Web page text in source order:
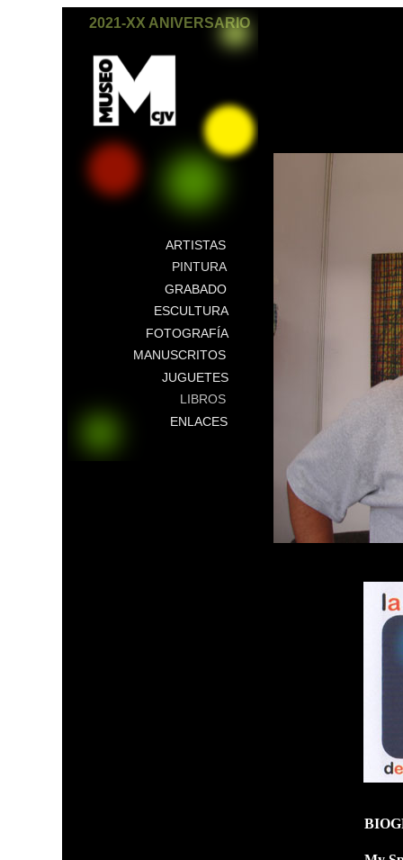
2021-XX ANIVERSARIO
ARTISTAS
PINTURA
GRABADO
ESCULTURA
FOTOGRAFÍA
MANUSCRITOS
JUGUETES
LIBROS
ENLACES